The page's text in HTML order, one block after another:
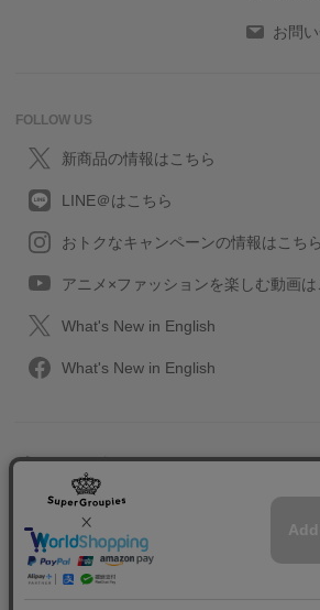
お問
FOLLOW US
新商品の情報はこちら
LINE＠はこちら
おトクなキャンペーンの情報はこちら
アニメ×ファッションを楽しむ動画は
What's New in English
What's New in English
プライバシーポリシー
特定取引に関する法律
会社情報/採用情報